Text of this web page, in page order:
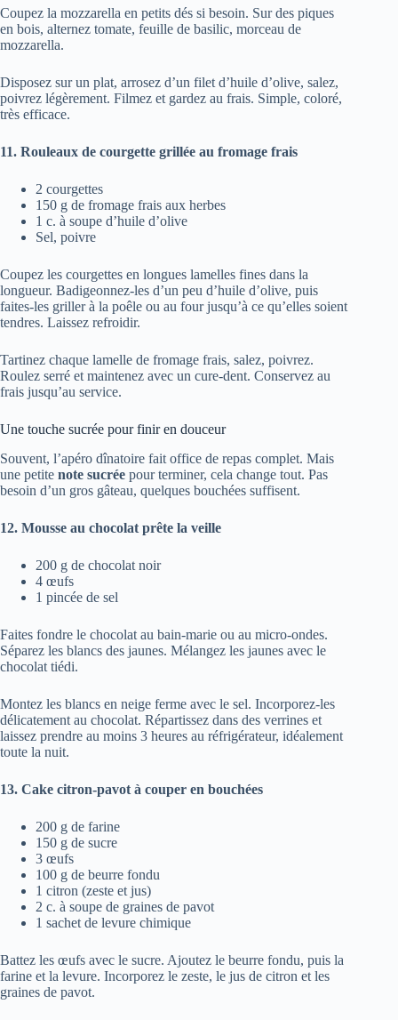
Coupez la mozzarella en petits dés si besoin. Sur des piques
en bois, alternez tomate, feuille de basilic, morceau de
mozzarella.
Disposez sur un plat, arrosez d’un filet d’huile d’olive, salez,
poivrez légèrement. Filmez et gardez au frais. Simple, coloré,
très efficace.
11. Rouleaux de courgette grillée au fromage frais
2 courgettes
150 g de fromage frais aux herbes
1 c. à soupe d’huile d’olive
Sel, poivre
Coupez les courgettes en longues lamelles fines dans la
longueur. Badigeonnez-les d’un peu d’huile d’olive, puis
faites-les griller à la poêle ou au four jusqu’à ce qu’elles soient
tendres. Laissez refroidir.
Tartinez chaque lamelle de fromage frais, salez, poivrez.
Roulez serré et maintenez avec un cure-dent. Conservez au
frais jusqu’au service.
Une touche sucrée pour finir en douceur
Souvent, l’apéro dînatoire fait office de repas complet. Mais
une petite note sucrée pour terminer, cela change tout. Pas
besoin d’un gros gâteau, quelques bouchées suffisent.
12. Mousse au chocolat prête la veille
200 g de chocolat noir
4 œufs
1 pincée de sel
Faites fondre le chocolat au bain-marie ou au micro-ondes.
Séparez les blancs des jaunes. Mélangez les jaunes avec le
chocolat tiédi.
Montez les blancs en neige ferme avec le sel. Incorporez-les
délicatement au chocolat. Répartissez dans des verrines et
laissez prendre au moins 3 heures au réfrigérateur, idéalement
toute la nuit.
13. Cake citron-pavot à couper en bouchées
200 g de farine
150 g de sucre
3 œufs
100 g de beurre fondu
1 citron (zeste et jus)
2 c. à soupe de graines de pavot
1 sachet de levure chimique
Battez les œufs avec le sucre. Ajoutez le beurre fondu, puis la
farine et la levure. Incorporez le zeste, le jus de citron et les
graines de pavot.